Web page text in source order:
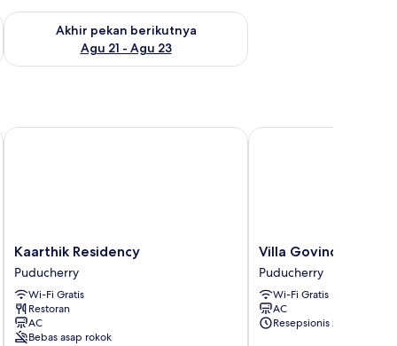
Agu 14 - Agu 16
Akhir pekan berikutnya
Agu 21 - Agu 23
Periksa ketersediaan untuk akhir pekan berikutnya Agu 21 -
Kaarthik
Residency
Puducherry
Kaarthik Residency
Puducherry
Wi-Fi Gratis
Restoran
AC
Bebas asap rokok
Kaarthik Residency
Villa
Govindaraj
Puducherry
Villa Govindaraj
Puducherry
Wi-Fi Gratis
AC
Resepsionis 24/7
Villa Govindaraj